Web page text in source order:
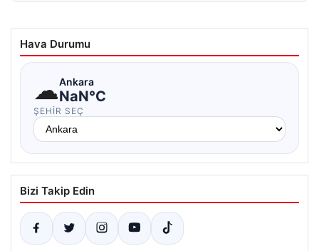
Hava Durumu
☁Ankara
NaN°C
ŞEHIR SEÇ
Bizi Takip Edin